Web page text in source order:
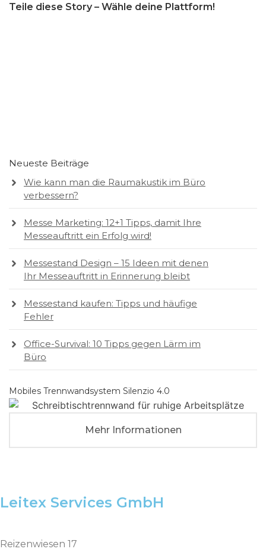
Teile diese Story – Wähle deine Plattform!
Neueste Beiträge
Wie kann man die Raumakustik im Büro
verbessern?
Messe Marketing: 12+1 Tipps, damit Ihre
Messeauftritt ein Erfolg wird!
Messestand Design – 15 Ideen mit denen
Ihr Messeauftritt in Erinnerung bleibt
Messestand kaufen: Tipps und häufige
Fehler
Office-Survival: 10 Tipps gegen Lärm im
Büro
Mobiles Trennwandsystem Silenzio 4.0
Mehr Informationen
Leitex Services GmbH
Reizenwiesen 17